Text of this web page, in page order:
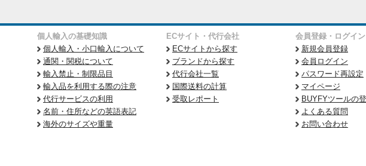
個人輸入の基礎知識
個人輸入・小口輸入について
通関・関税について
輸入禁止・制限品目
輸入品を利用する際の注意
代行サービスの利用
名前・住所などの英語表記
海外のサイズや重量
ECサイト・代行会社
ECサイトから探す
ブランドから探す
代行会社一覧
国際送料の計算
受取レポート
会員登録・ログイン
新規会員登録
会員ログイン
パスワード再設定
マイページ
BUYFYツールの
よくある質問
お問い合わせ